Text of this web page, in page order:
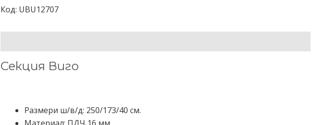
Код: UBU12707
Секция Виго
Размери ш/в/д: 250/173/40 см.